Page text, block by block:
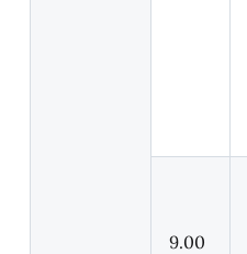
9.00